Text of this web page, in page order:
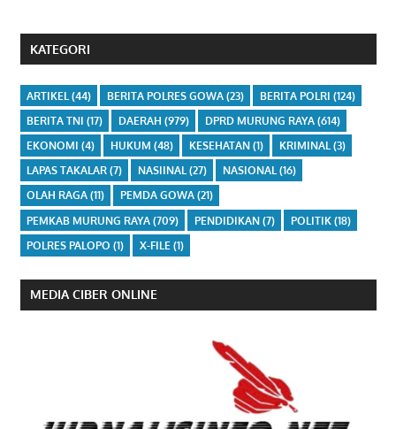
KATEGORI
ARTIKEL (44) BERITA POLRES GOWA(23) BERITA POLRI (124)
BERITA TNI (17) DAERAH (979) DPRD MURUNG RAYA(614)
EKONOMI (4) HUKUM (48) KESEHATAN(1) KRIMINAL(3)
LAPAS TAKALAR(7) NASIINAL(27) NASIONAL(16)
OLAH RAGA(11) PEMDA GOWA(21)
PEMKAB MURUNG RAYA(709) PENDIDIKAN(7) POLITIK(18)
POLRES PALOPO (1) X-FILE (1)
MEDIA CIBER ONLINE